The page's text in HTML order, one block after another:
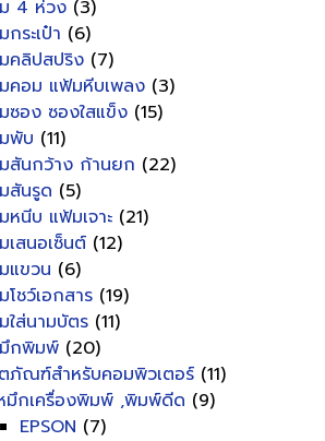
4 ห่วง (3)
ระเป๋า (6)
คลิปสปริง (7)
คอม แฟ้มหีบเพลง (3)
ซอง ซองใสแข็ง (15)
พับ (11)
สันกว้าง ก้านยก (22)
สันรูด (5)
หนีบ แฟ้มเจาะ (21)
เสนอเซ็นต์ (12)
แขวน (6)
โชว์เอกสาร (19)
ใส่นามบัตร (11)
กพิมพ์ (20)
ภัณฑ์สำหรับคอมพิวเตอร์ (11)
มึกเครื่องพิมพ์ ,พิมพ์ดีด (9)
EPSON (7)